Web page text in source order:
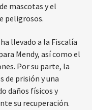
mascotas y el
peligrosos.
llevado a la Fiscalía
Mendy, así como el
Por su parte, la
de prisión y una
daños físicos y
su recuperación.